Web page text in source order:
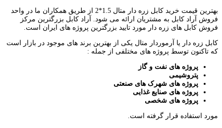
بهترین قیمت خرید کابل زره دار متال 1.5*2 از طریق همکاران ما در واحد
فروش آراد کابل به مشتریان ارائه می شود. آراد کابل بزرگترین مرکز
فروش کابل های زره دار مورد تایید بزرگترین پروژه های ایران است.
کابل زره دار یا آرموردار متال یکی از بهترین برند های موجود در بازار است
که تاکنون توسط پروژه های مختلفی از جمله :
پروژه های نفت و گاز
پتروشیمی
پروژه های شهرک های صنعتی
پروژه های صنایع غذایی
پروژه های شخصی
مورد استفاده قرار گرفته است.